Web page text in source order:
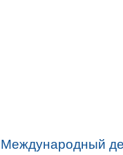
Международный